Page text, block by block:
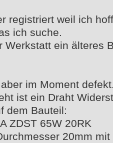
registriert weil ich
ich suche.
Werkstatt ein älteres
im Moment
ist ein Draht
dem Bauteil:
ZDST 65W 20RK
20mm